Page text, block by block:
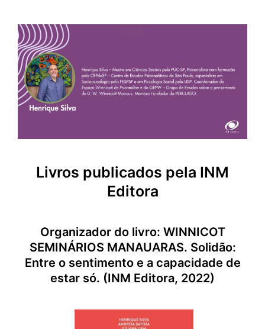
Livros publicados pela INM
Editora
Organizador do livro: WINNICOT
SEMINÁRIOS MANAUARAS. Solidão:
Entre o sentimento e a capacidade de
estar só. (INM Editora, 2022)